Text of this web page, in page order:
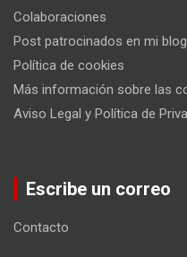
Colaboraciones
Post patrocinados en mi blog
Política de cookies
Más información sobre las
Aviso Legal y Política de
Escribe un correo
Contacto